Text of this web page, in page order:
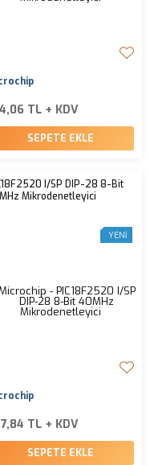
TL + KDV
SEPETE EKLE
I/SP DIP-28 8-Bit
Mikrodenetleyici
YENI
TL + KDV
SEPETE EKLE